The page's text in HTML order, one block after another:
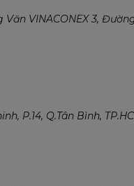
Văn VINACONEX 3,
P.14, Q.Tân Bình,